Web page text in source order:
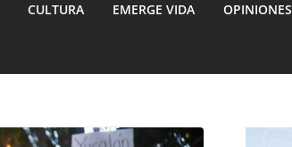
CULTURA EMERGE VIDA OPINIONES